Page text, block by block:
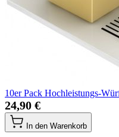
10er Pack Hochleistungs-
24,90 €
In den Warenkorb